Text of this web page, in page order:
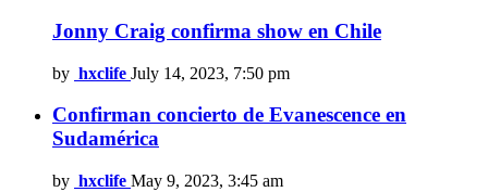
Jonny Craig confirma show en Chile
by hxclife July 14, 2023, 7:50 pm
Confirman concierto de Evanescence en
Sudamérica
by hxclife May 9, 2023, 3:45 am